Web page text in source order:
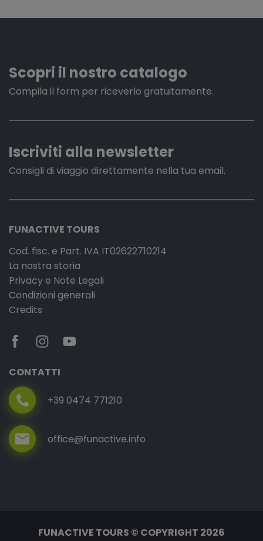
Scopri il nostro catalogo
Compila il form per riceverlo gratuitamente.
Iscriviti alla newsletter
Consigli di viaggio direttamente nella tua email.
FUNACTIVE TOURS
Cod. fisc. e Part. IVA IT02622710214
La nostra storia
Privacy e Note Legali
Condizioni generali
Credits
CONTATTI
+39 0474 771210
office@funactive.info
FUNACTIVE TOURS © COPYRIGHT 2026